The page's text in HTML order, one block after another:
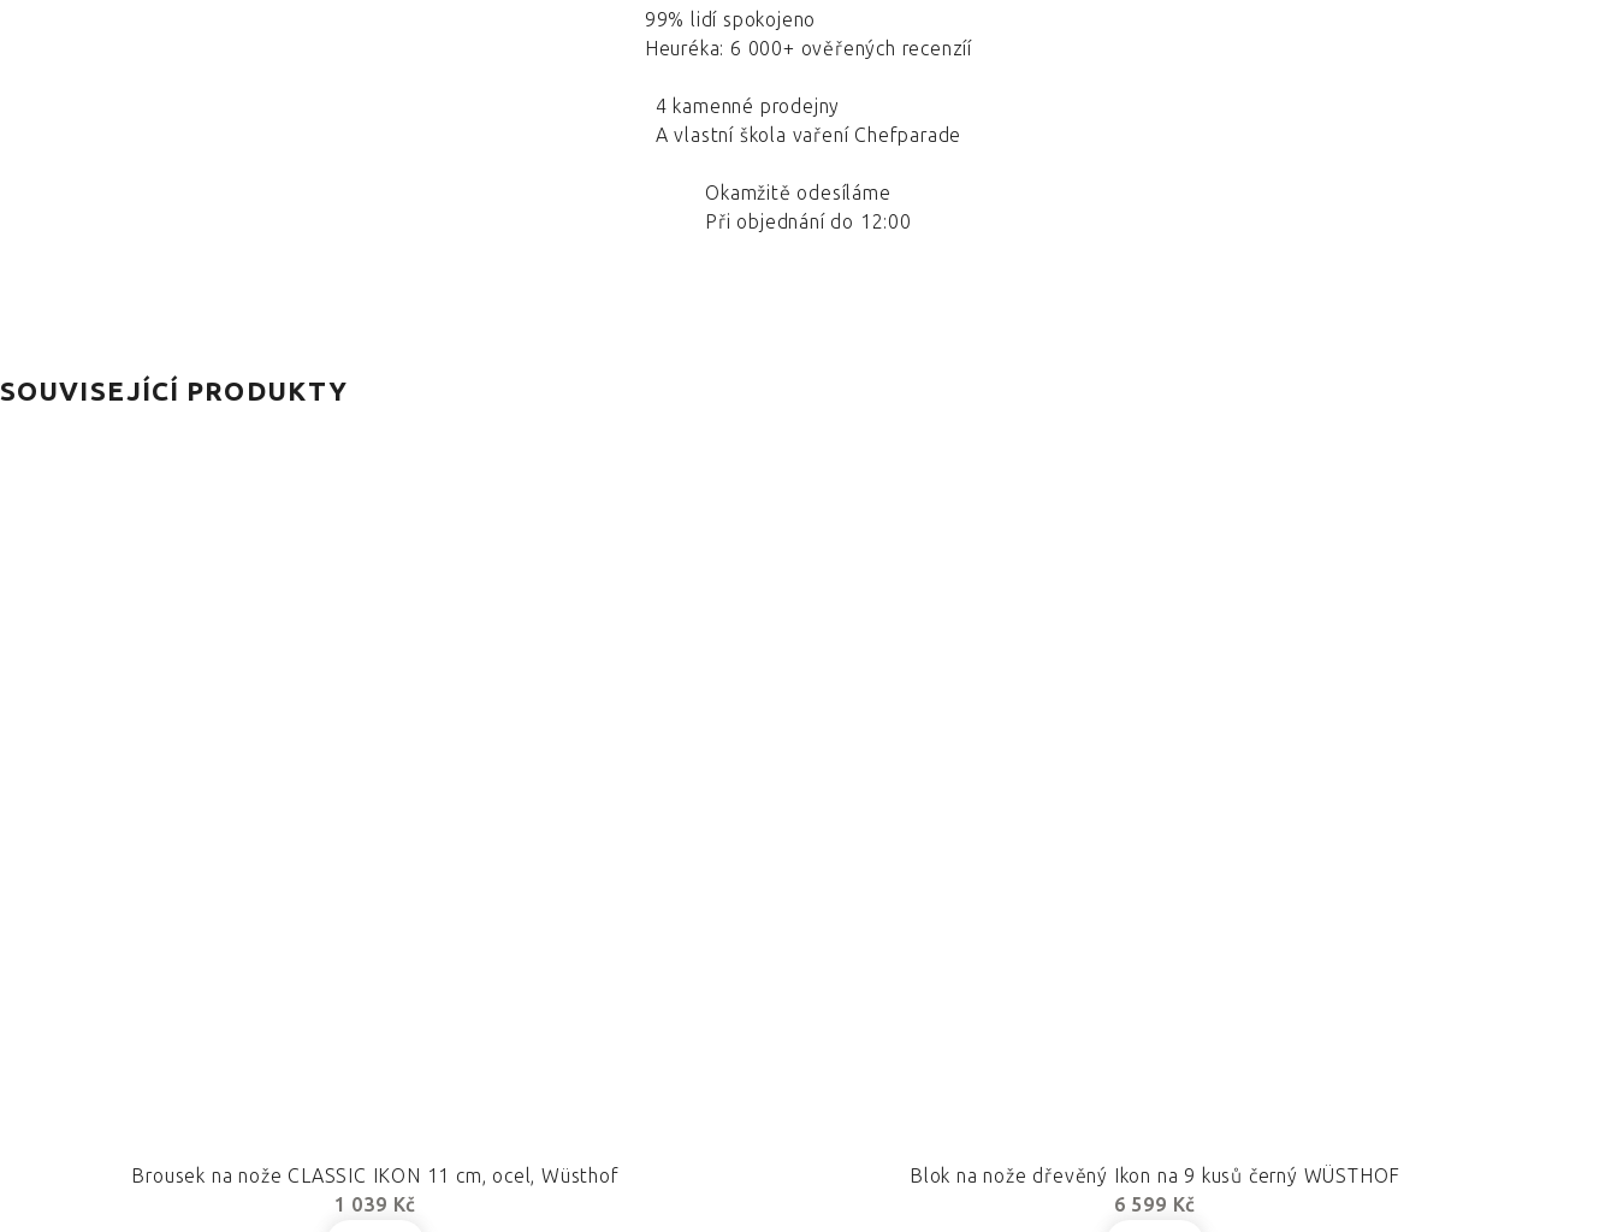
99% lidí spokojeno
Heuréka: 6 000+ ověřených recenzíí
4 kamenné prodejny
A vlastní škola vaření Chefparade
Okamžitě odesíláme
Při objednání do 12:00
SOUVISEJÍCÍ PRODUKTY
Brousek na nože CLASSIC IKON 11 cm, ocel, Wüsthof
1 039 Kč
Blok na nože dřevěný Ikon na 9 kusů černý WÜSTHOF
6 599 Kč